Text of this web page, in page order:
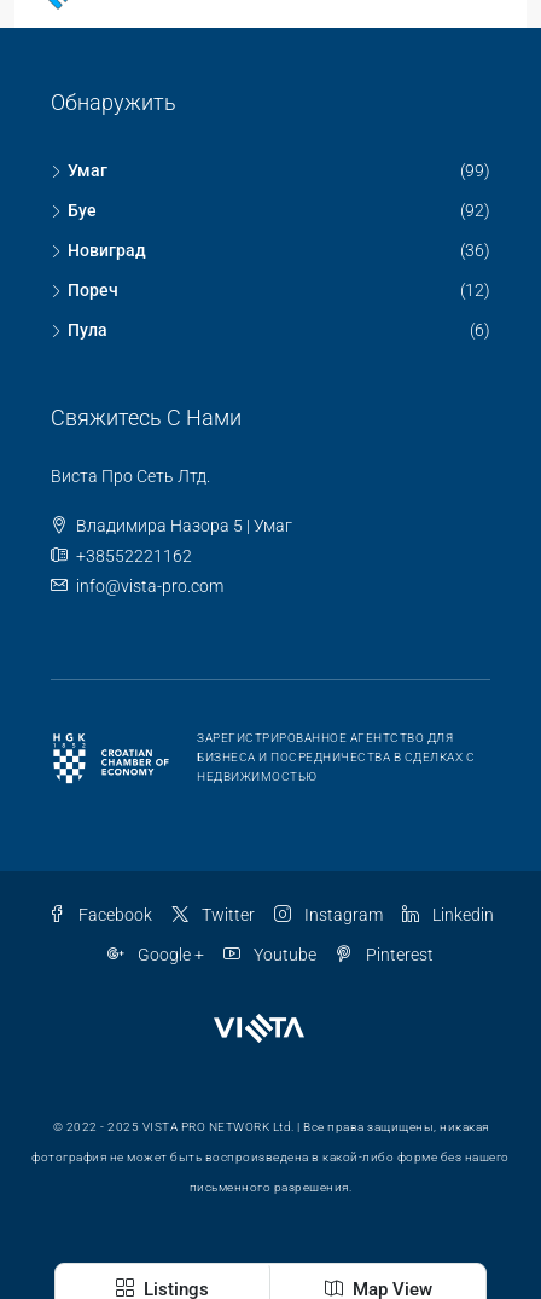
Listings Map View
Обнаружить
Умаг (99)
Буе (92)
Новиград (36)
Пореч (12)
Пула (6)
Свяжитесь С Нами
Виста Про Сеть Лтд.
Владимира Назора 5 | Умаг
+38552221162
info@vista-pro.com
ЗАРЕГИСТРИРОВАННОЕ АГЕНТСТВО ДЛЯ
БИЗНЕСА И ПОСРЕДНИЧЕСТВА В СДЕЛКАХ С
НЕДВИЖИМОСТЬЮ
Facebook Twitter Instagram Linkedin
Google + Youtube Pinterest
© 2022 - 2025 VISTA PRO NETWORK Ltd. | Все права защищены, никакая
фотография не может быть воспроизведена в какой-либо форме без нашего
письменного разрешения.